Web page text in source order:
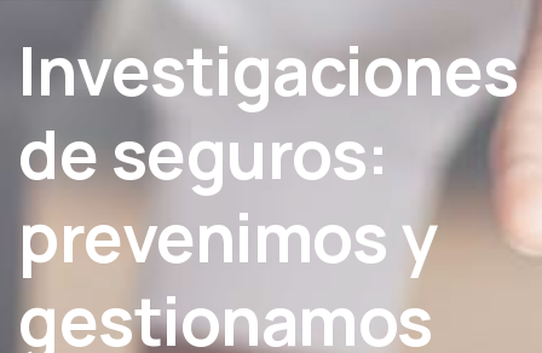
Investigaciones
de seguros:
prevenimos y
gestionamos